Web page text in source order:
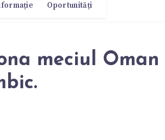
Oportunități
meciul Oman